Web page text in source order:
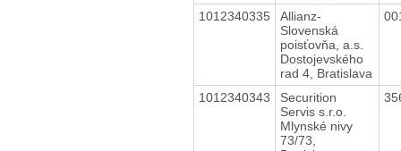
1012340335
Allianz-
Slovenská
poisťovňa, a.s.
Dostojevského
rad 4, Bratislava
1012340343
Securition
Servis s.r.o.
Mlynské nivy
73/73,